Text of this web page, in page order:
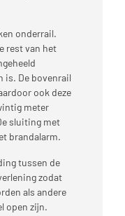
onderrail.
rest van het
is. De bovenrail
ook deze
meter
sluiting met
brandalarm.
tussen de
zodat
als andere
open zijn.